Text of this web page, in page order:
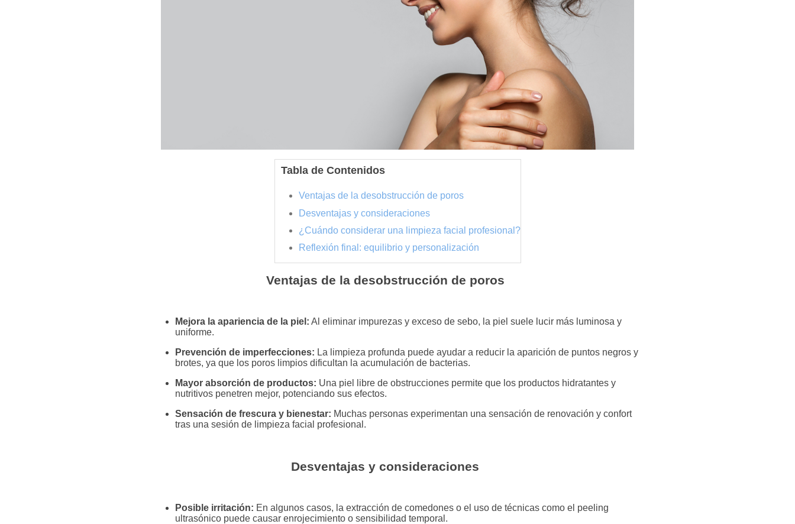
Tabla de Contenidos
Ventajas de la desobstrucción de poros
Desventajas y consideraciones
¿Cuándo considerar una limpieza facial profesional?
Reflexión final: equilibrio y personalización
Ventajas de la desobstrucción de poros
Mejora la apariencia de la piel: Al eliminar impurezas y exceso de sebo, la piel suele lucir más luminosa y
uniforme.
Prevención de imperfecciones: La limpieza profunda puede ayudar a reducir la aparición de puntos negros y
brotes, ya que los poros limpios dificultan la acumulación de bacterias.
Mayor absorción de productos: Una piel libre de obstrucciones permite que los productos hidratantes y
nutritivos penetren mejor, potenciando sus efectos.
Sensación de frescura y bienestar: Muchas personas experimentan una sensación de renovación y confort
tras una sesión de limpieza facial profesional.
Desventajas y consideraciones
Posible irritación: En algunos casos, la extracción de comedones o el uso de técnicas como el peeling
ultrasónico puede causar enrojecimiento o sensibilidad temporal.